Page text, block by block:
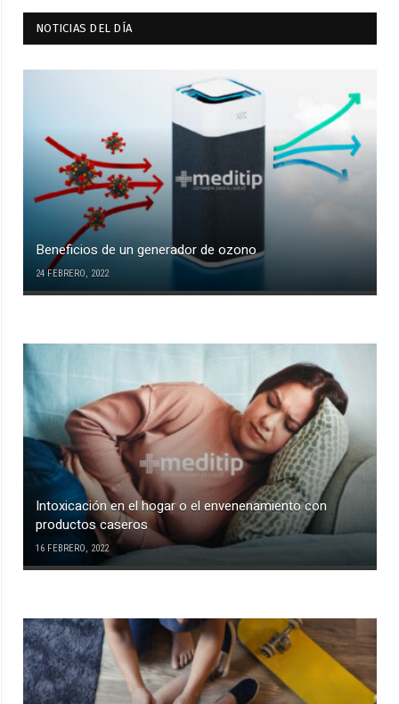
NOTICIAS DEL DÍA
Beneficios de un generador de ozono
24 FEBRERO, 2022
Intoxicación en el hogar o el envenenamiento con
productos caseros
16 FEBRERO, 2022